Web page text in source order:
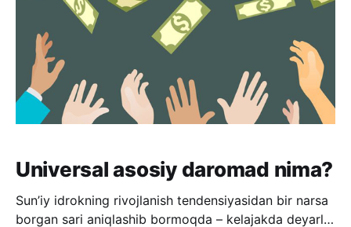
Universal asosiy daromad nima?
Sun’iy idrokning rivojlanish tendensiyasidan bir narsa
borgan sari aniqlashib bormoqda – kelajakda deyarli